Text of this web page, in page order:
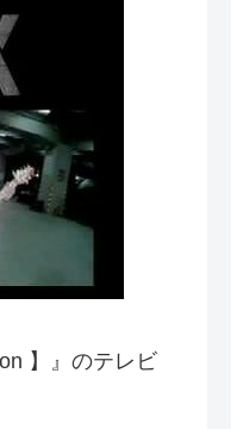
】』のテレビ